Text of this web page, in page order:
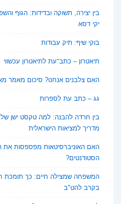
בין יצירה, תשוקה ובדידות: הגוף
יקי דסא
בוקי שיף: תיק עבודות
תיאטרון – כתב־עת לתיאטרון עכשווי
האם צלבנים אנחנו? סיכום מאמר
גג – כתב עת לספרות
בין חרדה להבנה: למה טקסט ישן של
מדריך למציאות הישראלית
האם האוניברסיטאות מפספסות את
הסטודנטים?
המשפחה שמצילה חיים: כך תומכת
בקרב להט"ב